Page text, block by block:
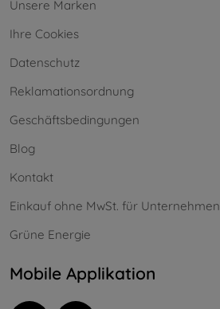
Unsere Marken
Ihre Cookies
Datenschutz
Reklamationsordnung
Geschäftsbedingungen
Blog
Kontakt
Einkauf ohne MwSt. für Unternehmen
Grüne Energie
Mobile Applikation